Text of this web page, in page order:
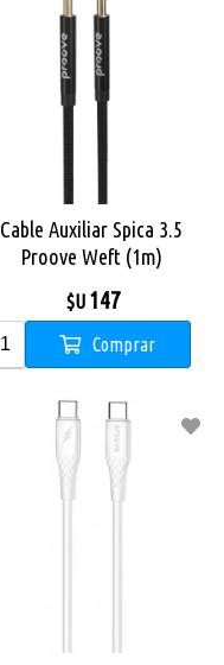
Cable Auxiliar Spica 3.5
Proove Weft (1m)
$U 147
Comprar